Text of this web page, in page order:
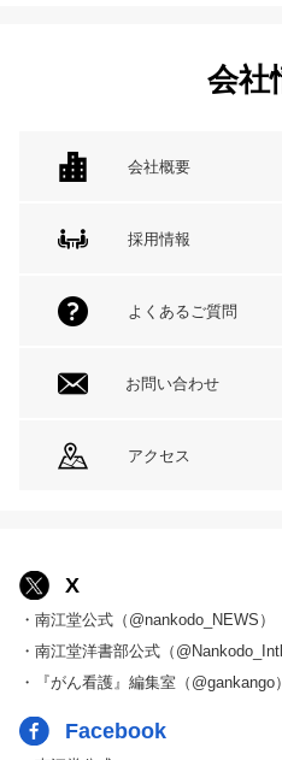
会社
会社概要
採用情報
よくあるご質問
お問い合わせ
アクセス
X
・南江堂公式（@nankodo_NEWS）
・南江堂洋書部公式（@Nankodo_Intl
・『がん看護』編集室（@gankango）
Facebook